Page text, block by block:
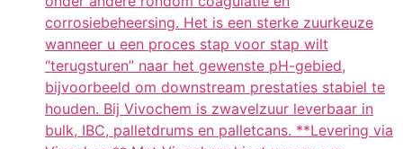
corrosiebeheersing. Het is een sterke zuurkeuze
wanneer u een proces stap voor stap wilt
“terugsturen” naar het gewenste pH-gebied,
bijvoorbeeld om downstream prestaties stabiel te
houden. Bij Vivochem is zwavelzuur leverbaar in
bulk, IBC, palletdrums en palletcans. **Levering via